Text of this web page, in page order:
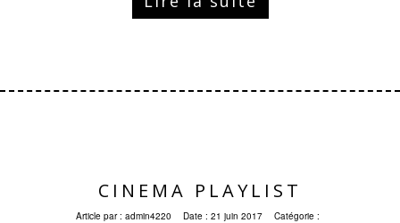
CINEMA PLAYLIST
Article par : admin4220 Date : 21 juin 2017 Catégorie :